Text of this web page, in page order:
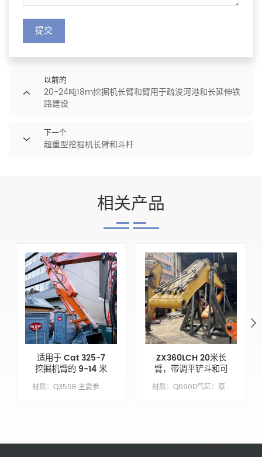
提交
以前的
20-24吨18m挖掘机长臂和臂用于疏浚河港和长延伸铁
路建设
下一个
超重型挖掘机长臂和斗杆
相关产品
适用于 Cat 325-7
挖掘机臂的 9-14 米
可伸缩斗杆增强挖掘
能力 材质：Q355B 主要参数 模型 CAT325-7 动臂长度 XX 臂长 9 铲斗容积/M&sup3; 0.7 配重 不需要
ZX360LCH 20米长
臂，带调平铲斗和可
拆卸铲斗齿 材质：Q690D气缸：原始尺寸繁荣：1137万臂长：8.63 米桶：1.5 立方米底漆/涂层：喷涂富锌底漆